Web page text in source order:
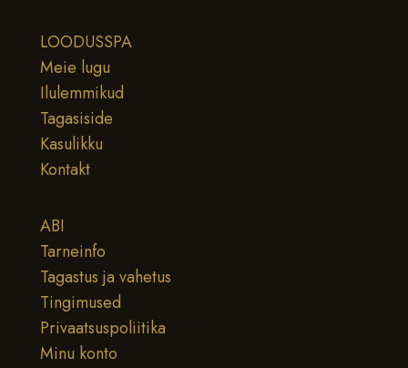
LOODUSSPA
Meie lugu
Ilulemmikud
Tagasiside
Kasulikku
Kontakt
ABI
Tarneinfo
Tagastus ja vahetus
Tingimused
Privaatsuspoliitika
Minu konto